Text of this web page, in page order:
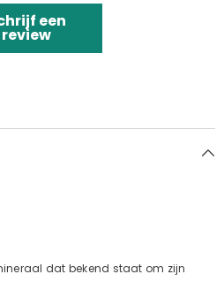
een
review
dat bekend staat om zijn